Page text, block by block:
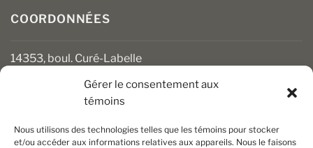
Gérer le consentement aux
témoins
Nous utilisons des technologies telles que les témoins pour stocker
et/ou accéder aux informations relatives aux appareils. Nous le faisons
COORDONNÉES
14353, boul. Curé-Labelle
clients@boiseriesalgonquin.com